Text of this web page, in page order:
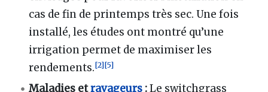
cas de fin de printemps très sec. Une fois
installé, les études ont montré qu’une
irrigation permet de maximiser les
rendements.[2][5]
Maladies etravageurs :Le switchgrass